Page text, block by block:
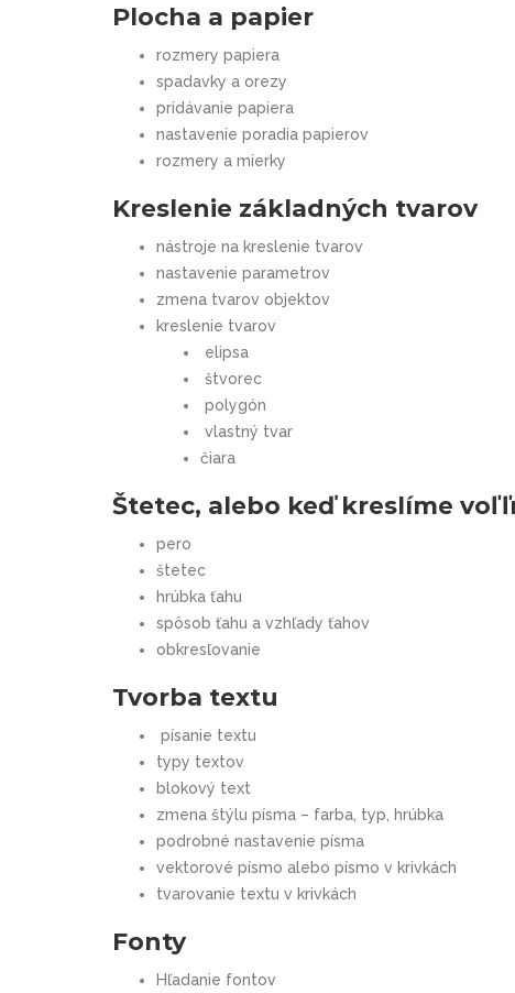
Plocha a papier
rozmery papiera
spadavky a orezy
pridávanie papiera
nastavenie poradia papierov
rozmery a mierky
Kreslenie základných tvarov
nástroje na kreslenie tvarov
nastavenie parametrov
zmena tvarov objektov
kreslenie tvarov
elipsa
štvorec
polygón
vlastný tvar
čiara
Štetec, alebo keď kreslíme
pero
štetec
hrúbka ťahu
spôsob ťahu a vzhľady ťahov
obkresľovanie
Tvorba textu
písanie textu
typy textov
blokový text
zmena štýlu písma – farba, typ, hrúbka
podrobné nastavenie písma
vektorové písmo alebo písmo v krivkách
tvarovanie textu v krivkách
Fonty
Hľadanie fontov